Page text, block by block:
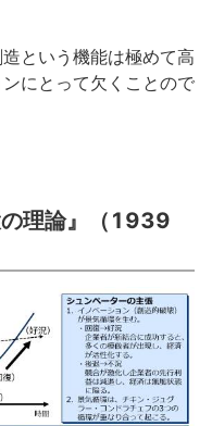
という機能は極めて高
にとって欠くことので
理論』（1939